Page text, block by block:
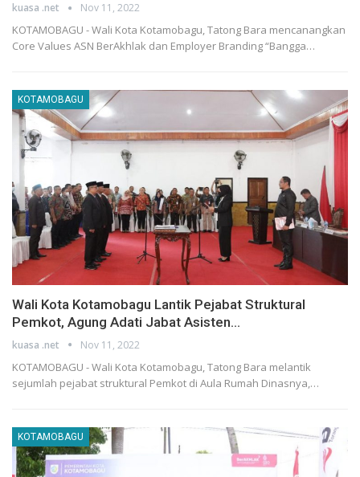
kuasa .net Nov 11, 2022
KOTAMOBAGU - Wali Kota Kotamobagu, Tatong Bara mencanangkan
Core Values ASN BerAkhlak dan Employer Branding “Bangga…
KOTAMOBAGU
Wali Kota Kotamobagu Lantik Pejabat Struktural
Pemkot, Agung Adati Jabat Asisten…
kuasa .net Nov 11, 2022
KOTAMOBAGU - Wali Kota Kotamobagu, Tatong Bara melantik
sejumlah pejabat struktural Pemkot di Aula Rumah Dinasnya,…
KOTAMOBAGU